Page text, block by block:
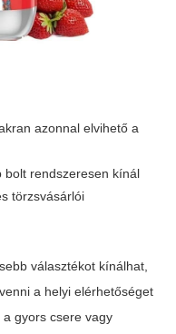
azonnal elvihető a
bolt rendszeresen kínál
törzsvásárlói
választékot kínálhat,
a helyi elérhetőséget
gyors csere vagy